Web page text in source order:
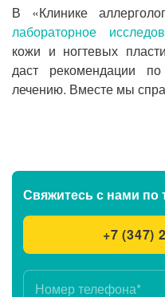
В «Клинике
лабораторное
кожи и ногтевых
даст рекомендации
лечению. Вместе мы
Свяжитесь с нами по
+7 (347)